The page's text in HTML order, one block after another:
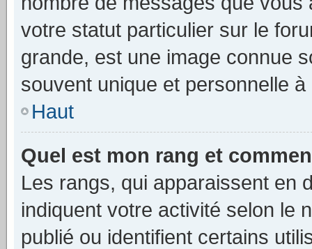
votre statut particulier sur le
grande, est une image connue
souvent unique et personnelle
Haut
Quel est mon rang et
Les rangs, qui apparaissent en
indiquent votre activité selon le
publié ou identifient certains